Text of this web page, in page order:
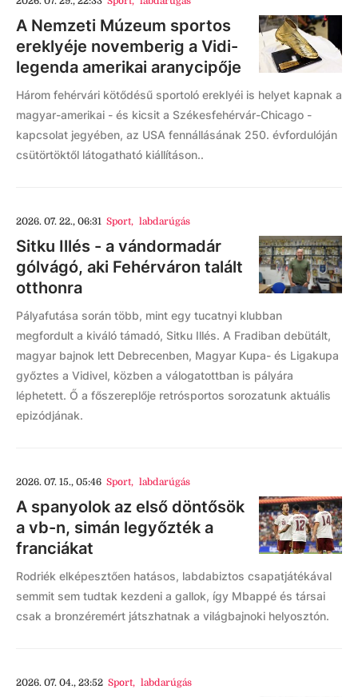
A Nemzeti Múzeum sportos
ereklyéje novemberig a Vidi-
legenda amerikai aranycipője
Három fehérvári kötődésű sportoló ereklyéi is helyet kapnak a
magyar-amerikai - és kicsit a Székesfehérvár-Chicago -
kapcsolat jegyében, az USA fennállásának 250. évfordulóján
csütörtöktől látogatható kiállításon..
2026. 07. 22., 06:31 Sport, labdarúgás
Sitku Illés - a vándormadár
gólvágó, aki Fehérváron talált
otthonra
Pályafutása során több, mint egy tucatnyi klubban
megfordult a kiváló támadó, Sitku Illés. A Fradiban debütált,
magyar bajnok lett Debrecenben, Magyar Kupa- és Ligakupa
győztes a Vidivel, közben a válogatottban is pályára
léphetett. Ő a főszereplője retrósportos sorozatunk aktuális
epizódjának.
2026. 07. 15., 05:46 Sport, labdarúgás
A spanyolok az első döntősök
a vb-n, simán legyőzték a
franciákat
Rodriék elképesztően hatásos, labdabiztos csapatjátékával
semmit sem tudtak kezdeni a gallok, így Mbappé és társai
csak a bronzéremért játszhatnak a világbajnoki helyosztón.
2026. 07. 04., 23:52 Sport, labdarúgás